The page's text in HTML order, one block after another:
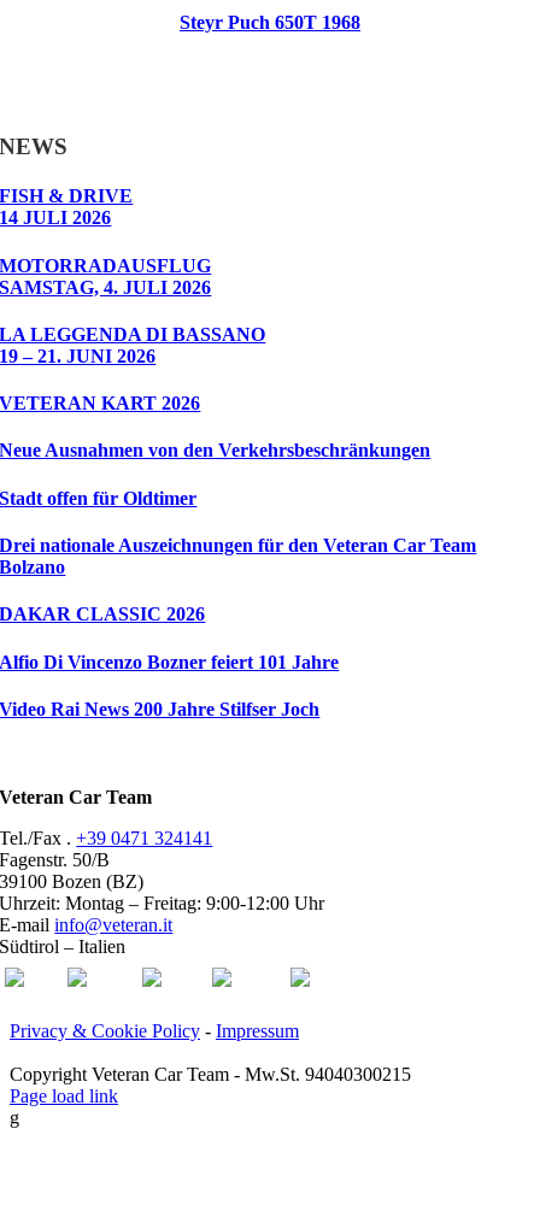
Steyr Puch 650T 1968
NEWS
FISH & DRIVE
14 JULI 2026
MOTORRADAUSFLUG
SAMSTAG, 4. JULI 2026
LA LEGGENDA DI BASSANO
19 – 21. JUNI 2026
VETERAN KART 2026
Neue Ausnahmen von den Verkehrsbeschränkungen
Stadt offen für Oldtimer
Drei nationale Auszeichnungen für den Veteran Car Team
Bolzano
DAKAR CLASSIC 2026
Alfio Di Vincenzo Bozner feiert 101 Jahre
Video Rai News 200 Jahre Stilfser Joch
Veteran Car Team
Tel./Fax .+39 0471 324141
Fagenstr. 50/B
39100 Bozen (BZ)
Uhrzeit: Montag – Freitag: 9:00-12:00 Uhr
E-mailinfo@veteran.it
Südtirol – Italien
ASI
FIVA ACI youtube facebook
Privacy & Cookie Policy - Impressum
Copyright Veteran Car Team - Mw.St. 94040300215
Page load link
g